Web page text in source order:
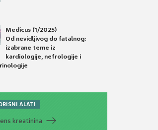
Medicus (1/2025)
Od nevidljivog do fatalnog:
izabrane teme iz
kardiologije, nefrologije i
ALATI
kreatinina